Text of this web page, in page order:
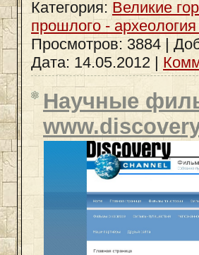
Категория: Великие
прошлого -
Просмотров: 3884 |
Дата: 14.05.2012
Научные